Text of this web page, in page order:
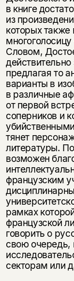
в книге
из
которых
Словом,
предлагая то
варианты в
в различные
от первой
соперников и
тянет
литературы.
возможен
французским
рамках
французской
говорить о
свою очередь,
секторам или